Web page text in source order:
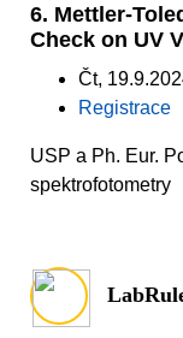
6. Mettler-
Check on UV
Čt,
Registrace
USP a Ph. Eur.
spektrofotometry